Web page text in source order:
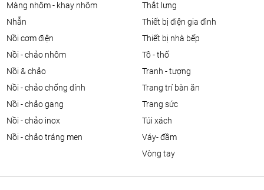
màng nhôm - khay nhôm
nhẫn
nồi cơm điện
nồi - chảo nhôm
nồi & chảo
nồi - chảo chống dính
nồi - chảo gang
nồi - chảo inox
nồi - chảo tráng men
thắt lưng
thiết bị điện gia đình
thiết bị nhà bếp
tô - thố
tranh - tượng
trang trí bàn ăn
trang sức
túi xách
váy- đầm
vòng tay